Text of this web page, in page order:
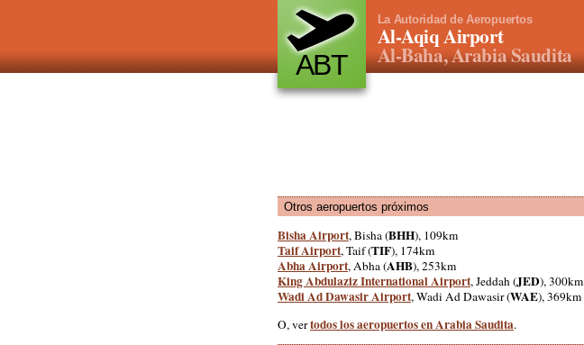
ABT
La Autoridad de Aeropuertos
Al-Aqiq Airport
Al-Baha, Arabia Saudita
Otros aeropuertos próximos
Bisha Airport, Bisha (BHH), 109km
Taif Airport, Taif (TIF), 174km
Abha Airport, Abha (AHB), 253km
King Abdulaziz International Airport, Jeddah (JED), 300km
Wadi Ad Dawasir Airport, Wadi Ad Dawasir (WAE), 369km
O, vertodos los aeropuertos en Arabia Saudita.